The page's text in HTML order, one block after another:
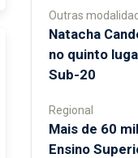
Outras
Natacha
no quinto
Sub-20
Regional
Mais de 60
Ensino